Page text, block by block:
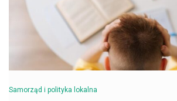
Samorząd i polityka lokalna